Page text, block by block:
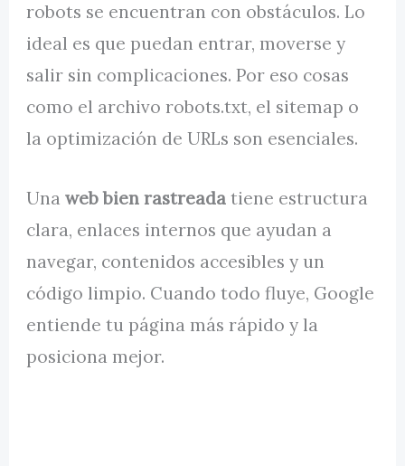
robots se encuentran con obstáculos. Lo
ideal es que puedan entrar, moverse y
salir sin complicaciones. Por eso cosas
como el archivo robots.txt, el sitemap o
la optimización de URLs son esenciales.
Unaweb bien rastreada tiene estructura
clara, enlaces internos que ayudan a
navegar, contenidos accesibles y un
código limpio. Cuando todo fluye, Google
entiende tu página más rápido y la
posiciona mejor.